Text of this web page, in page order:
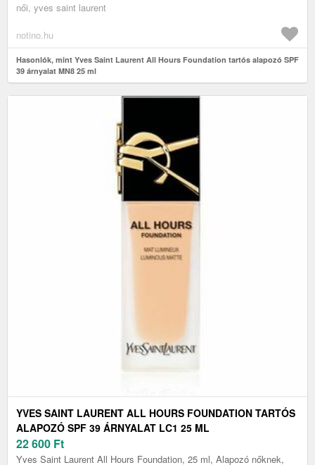
női, yves saint laurent
notino.hu
Hasonlók, mint Yves Saint Laurent All Hours Foundation tartós alapozó SPF
39 árnyalat MN8 25 ml
YVES SAINT LAURENT ALL HOURS FOUNDATION TARTÓS
ALAPOZÓ SPF 39 ÁRNYALAT LC1 25 ML
22 600 Ft
Yves Saint Laurent All Hours Foundation, 25 ml, Alapozó nőknek,